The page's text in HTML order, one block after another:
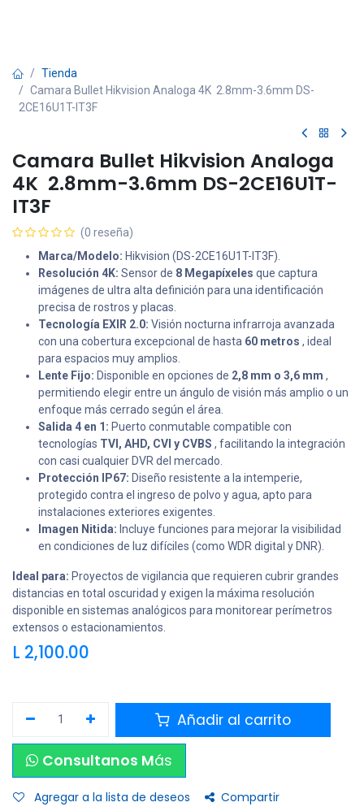
Tienda
Camara Bullet Hikvision Analoga 4K 2.8mm-3.6mm DS-
2CE16U1T-IT3F
Camara Bullet Hikvision Analoga
4K 2.8mm-3.6mm DS-2CE16U1T-
IT3F
(0 reseña)
Marca/Modelo: Hikvision (DS-2CE16U1T-IT3F).
Resolución 4K: Sensor de 8 Megapíxeles que captura
imágenes de ultra alta definición para una identificación
precisa de rostros y placas.
Tecnología EXIR 2.0: Visión nocturna infrarroja avanzada
con una cobertura excepcional de hasta 60 metros , ideal
para espacios muy amplios.
Lente Fijo: Disponible en opciones de 2,8 mm o 3,6 mm ,
permitiendo elegir entre un ángulo de visión más amplio o un
enfoque más cerrado según el área.
Salida 4 en 1: Puerto conmutable compatible con
tecnologías TVI, AHD, CVI y CVBS , facilitando la integración
con casi cualquier DVR del mercado.
Protección IP67: Diseño resistente a la intemperie,
protegido contra el ingreso de polvo y agua, apto para
instalaciones exteriores exigentes.
Imagen Nitida: Incluye funciones para mejorar la visibilidad
en condiciones de luz difíciles (como WDR digital y DNR).
Ideal para: Proyectos de vigilancia que requieren cubrir grandes
distancias en total oscuridad y exigen la máxima resolución
disponible en sistemas analógicos para monitorear perímetros
extensos o estacionamientos.
L 2,100.00
Añadir al carrito
Consultanos Más
Agregar a la lista de deseos Compartir